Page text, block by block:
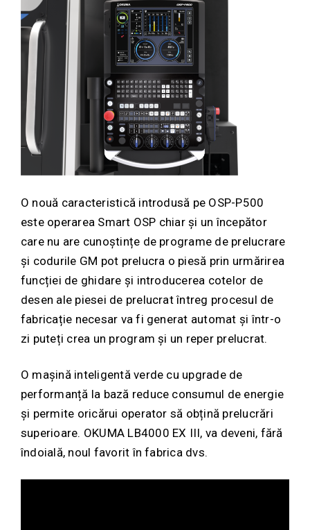
O nouă caracteristică introdusă pe OSP-P500
este operarea Smart OSP chiar și un începător
care nu are cunoștințe de programe de prelucrare
și codurile GM pot prelucra o piesă prin urmărirea
funcției de ghidare și introducerea cotelor de
desen ale piesei de prelucrat întreg procesul de
fabricație necesar va fi generat automat și într-o
zi puteți crea un program și un reper prelucrat.
O mașină inteligentă verde cu upgrade de
performanță la bază reduce consumul de energie
și permite oricărui operator să obțină prelucrări
superioare. OKUMA LB4000 EX III, va deveni, fără
îndoială, noul favorit în fabrica dvs.